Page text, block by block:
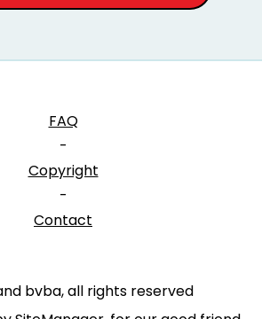
FAQ
-
Copyright
-
Contact
bvba, all rights reserved